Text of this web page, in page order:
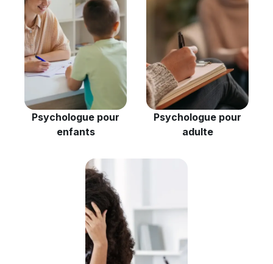
Psychologue pour
enfants
Psychologue pour
adulte